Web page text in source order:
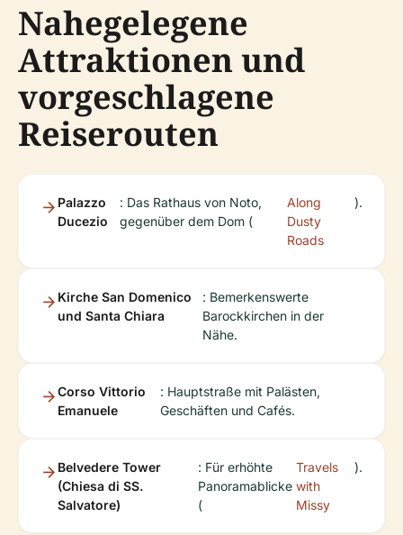
Nahegelegene
Attraktionen und
vorgeschlagene
Reiserouten
Palazzo
Ducezio
: Das Rathaus von Noto,
gegenüber dem Dom (
Along
Dusty
Roads
).
Kirche San Domenico
und Santa Chiara
: Bemerkenswerte
Barockkirchen in der
Nähe.
Corso Vittorio
Emanuele
: Hauptstraße mit Palästen,
Geschäften und Cafés.
Belvedere Tower
(Chiesa di SS.
Salvatore)
: Für erhöhte
Panoramablicke
(
Travels
with
Missy
).